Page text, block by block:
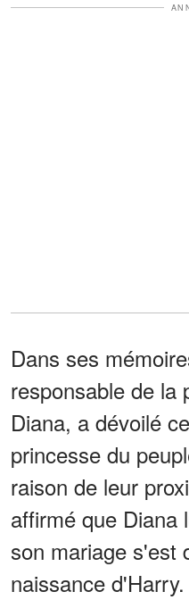
Dans ses
responsable de la
Diana, a dévoilé
princesse du
raison de leur
affirmé que Diana
son mariage s'est
naissance d'Harry.